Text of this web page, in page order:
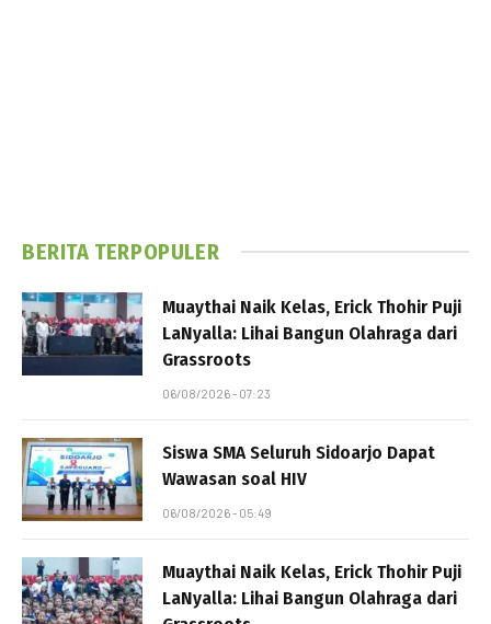
BERITA TERPOPULER
Muaythai Naik Kelas, Erick Thohir Puji
LaNyalla: Lihai Bangun Olahraga dari
Grassroots
06/08/2026 - 07:23
Siswa SMA Seluruh Sidoarjo Dapat
Wawasan soal HIV
06/08/2026 - 05:49
Muaythai Naik Kelas, Erick Thohir Puji
LaNyalla: Lihai Bangun Olahraga dari